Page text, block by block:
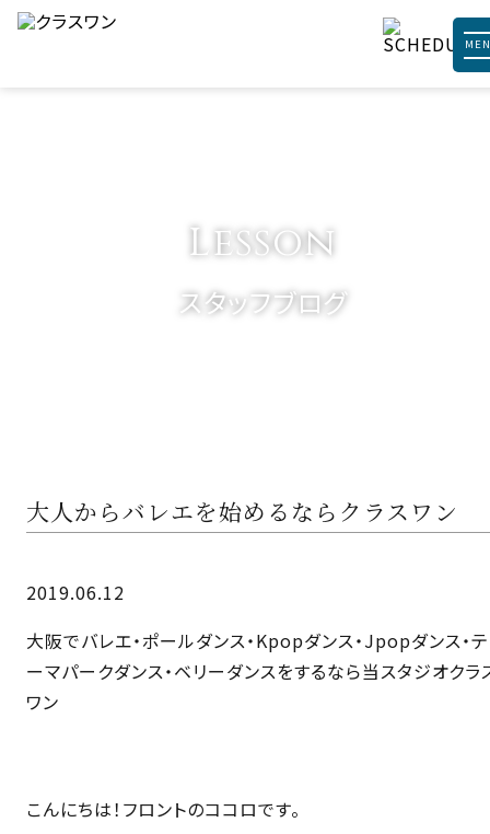
Lesson
スタッフブログ
大人からバレエを始めるならクラスワン
2019.06.12
大阪でバレエ・ポールダンス・Kpopダンス・Jpopダンス・テ
ーマパークダンス・ベリーダンスをするなら当スタジオクラ
ワン
こんにちは！フロントのココロです。